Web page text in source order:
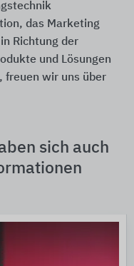
das Marketing
Richtung der
und Lösungen
freuen wir uns über
sich auch